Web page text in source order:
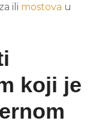
ili mostova u
koji je